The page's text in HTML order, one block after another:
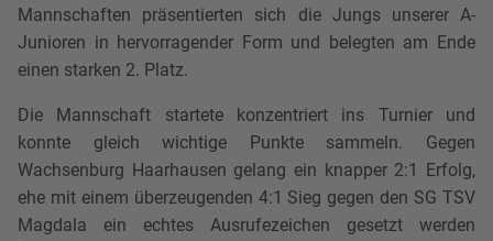
Mannschaften präsentierten sich die Jungs unserer A-
Junioren in hervorragender Form und belegten am Ende
einen starken 2. Platz.
Die Mannschaft startete konzentriert ins Turnier und
konnte gleich wichtige Punkte sammeln. Gegen
Wachsenburg Haarhausen gelang ein knapper 2:1 Erfolg,
ehe mit einem überzeugenden 4:1 Sieg gegen den SG TSV
Magdala ein echtes Ausrufezeichen gesetzt werden